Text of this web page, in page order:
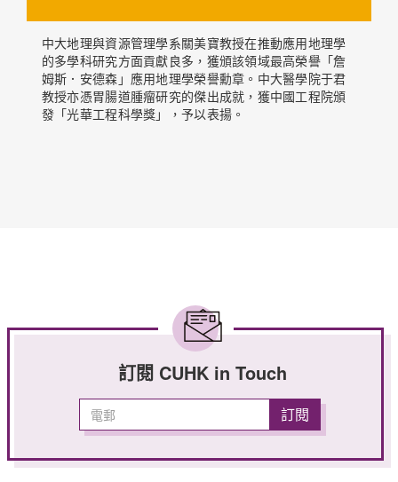
中大地理與資源管理學系關美寶教授在推動應用地理學
的多學科研究方面貢獻良多，獲頒該領域最高榮譽「詹
姆斯．安德森」應用地理學榮譽勳章。中大醫學院于君
教授亦憑胃腸道腫瘤研究的傑出成就，獲中國工程院頒
發「光華工程科學獎」，予以表揚。
訂閱 CUHK in Touch